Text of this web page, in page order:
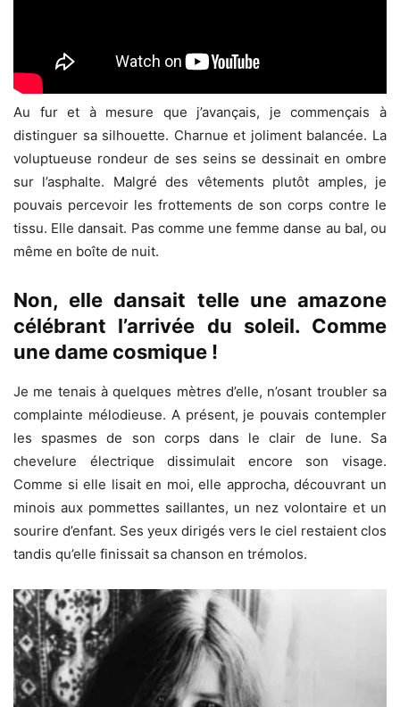
Au fur et à mesure que j’avançais, je commençais à
distinguer sa silhouette. Charnue et joliment balancée. La
voluptueuse rondeur de ses seins se dessinait en ombre
sur l’asphalte. Malgré des vêtements plutôt amples, je
pouvais percevoir les frottements de son corps contre le
tissu. Elle dansait. Pas comme une femme danse au bal, ou
même en boîte de nuit.
Non, elle dansait telle une amazone
célébrant l’arrivée du soleil. Comme
une dame cosmique !
Je me tenais à quelques mètres d’elle, n’osant troubler sa
complainte mélodieuse. A présent, je pouvais contempler
les spasmes de son corps dans le clair de lune. Sa
chevelure électrique dissimulait encore son visage.
Comme si elle lisait en moi, elle approcha, découvrant un
minois aux pommettes saillantes, un nez volontaire et un
sourire d’enfant. Ses yeux dirigés vers le ciel restaient clos
tandis qu’elle finissait sa chanson en trémolos.